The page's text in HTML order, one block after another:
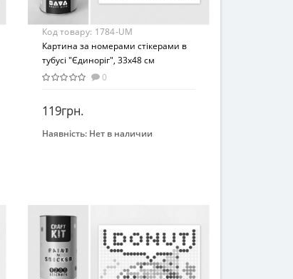
Код товару: 1784-UM
Картина за номерами стікерами в
тубусі "Єдиноріг", 33х48 см
0
119грн.
Закінчився
Наявність: Нет в наличии
Возраст
От 8 лет
Материал
Картон